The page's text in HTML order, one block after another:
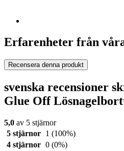
Erfarenheter från
Recensera denna produkt
svenska recensioner
Glue Off
5,0 av 5 stjärnor
5 stjärnor
1 (100%)
4 stjärnor 0 (0%)